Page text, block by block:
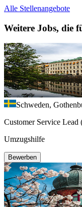
Alle Stellenangebote
Weitere Jobs, die
Schweden,
Customer Service Lead
Umzugshilfe
Bewerben